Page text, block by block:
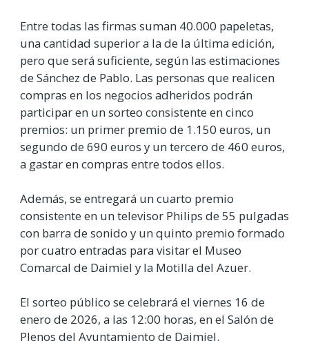
Entre todas las firmas suman 40.000 papeletas,
una cantidad superior a la de la última edición,
pero que será suficiente, según las estimaciones
de Sánchez de Pablo. Las personas que realicen
compras en los negocios adheridos podrán
participar en un sorteo consistente en cinco
premios: un primer premio de 1.150 euros, un
segundo de 690 euros y un tercero de 460 euros,
a gastar en compras entre todos ellos.
Además, se entregará un cuarto premio
consistente en un televisor Philips de 55 pulgadas
con barra de sonido y un quinto premio formado
por cuatro entradas para visitar el Museo
Comarcal de Daimiel y la Motilla del Azuer.
El sorteo público se celebrará el viernes 16 de
enero de 2026, a las 12:00 horas, en el Salón de
Plenos del Ayuntamiento de Daimiel.